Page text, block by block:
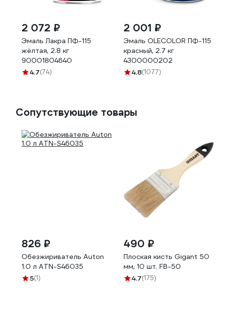
2 072 ₽
Эмаль Лакра ПФ-115
жёлтая, 2.8 кг
90001804640
4.7(74)
2 001 ₽
Эмаль OLECOLOR ПФ-115
красный, 2.7 кг
4300000202
4.8(1077)
Сопутствующие товары
826 ₽
Обезжириватель Auton
1.0 л ATN-S46035
5(1)
490 ₽
Плоская кисть Gigant 50
мм, 10 шт. FB-50
4.7(175)